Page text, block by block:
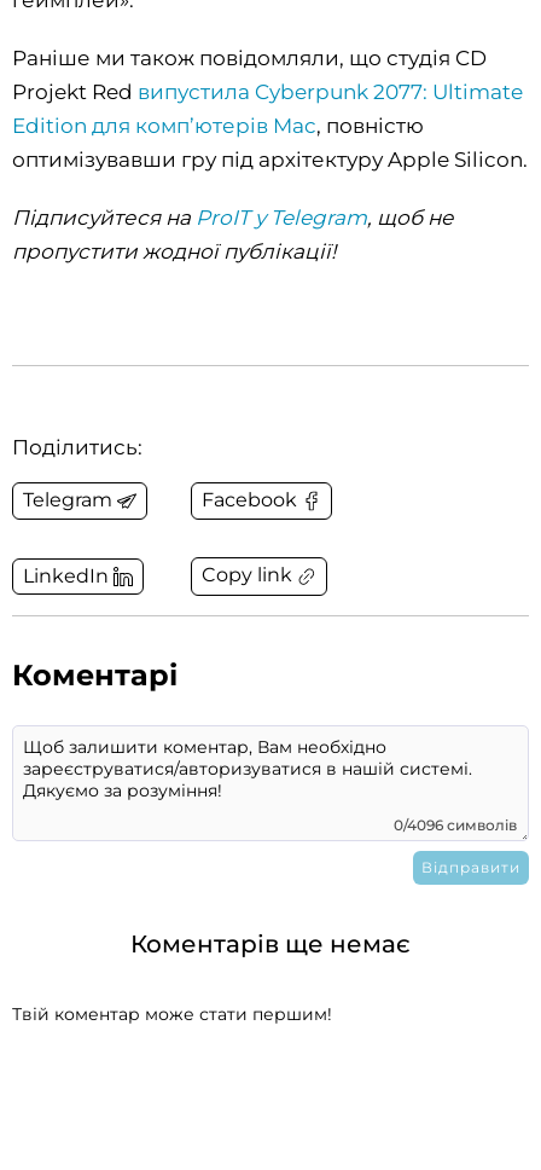
Раніше ми також повідомляли, що студія CD
Projekt Red випустила Cyberpunk 2077: Ultimate
Edition для комп’ютерів Mac, повністю
оптимізувавши гру під архітектуру Apple Silicon.
Підписуйтеся на ProIT у Telegram, щоб не
пропустити жодної публікації!
Поділитись:
Telegram Facebook
LinkedIn Copy link
Коментарі
0/4096 символів
Коментарів ще немає
Твій коментар може стати першим!